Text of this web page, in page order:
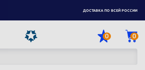
ДОСТАВКА ПО ВСЕЙ РОССИИ
0 0